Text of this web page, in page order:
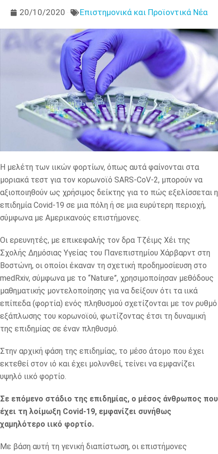
20/10/2020 Επιστημονικά και Προϊοντικά Νέα
Η μελέτη των ιικών φορτίων, όπως αυτά φαίνονται στα
μοριακά τεστ για τον κορωνοϊό SARS-CoV-2, μπορούν να
αξιοποιηθούν ως χρήσιμος δείκτης για το πώς εξελίσσεται η
επιδημία Covid-19 σε μια πόλη ή σε μια ευρύτερη περιοχή,
σύμφωνα με Αμερικανούς επιστήμονες.
Οι ερευνητές, με επικεφαλής τον δρα Τζέιμς Χέι της
Σχολής Δημόσιας Υγείας του Πανεπιστημίου Χάρβαρντ στη
Βοστώνη, οι οποίοι έκαναν τη σχετική προδημοσίευση στο
medRxiv, σύμφωνα με το “Nature”, χρησιμοποίησαν μεθόδους
μαθηματικής μοντελοποίησης για να δείξουν ότι τα ιικά
επίπεδα (φορτία) ενός πληθυσμού σχετίζονται με τον ρυθμό
εξάπλωσης του κορωνοϊού, φωτίζοντας έτσι τη δυναμική
της επιδημίας σε έναν πληθυσμό.
Στην αρχική φάση της επιδημίας, το μέσο άτομο που έχει
εκτεθεί στον ιό και έχει μολυνθεί, τείνει να εμφανίζει
υψηλό ιικό φορτίο.
Σε επόμενο στάδιο της επιδημίας, ο μέσος άνθρωπος που
έχει τη λοίμωξη Covid-19, εμφανίζει συνήθως
χαμηλότερο ιικό φορτίο.
Με βάση αυτή τη γενική διαπίστωση, οι επιστήμονες